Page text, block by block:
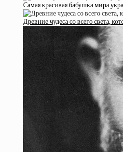
Самая красивая бабушка мира
Древние чудеса со всего света,